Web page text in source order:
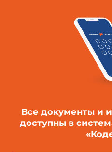
Все документы и
доступны в